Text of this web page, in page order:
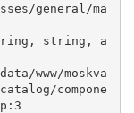
general/ma
string, a
compone